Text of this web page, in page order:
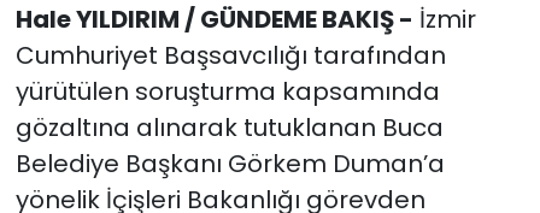
Hale YILDIRIM / GÜNDEME BAKIŞ - İzmir
Cumhuriyet Başsavcılığı tarafından
yürütülen soruşturma kapsamında
gözaltına alınarak tutuklanan Buca
Belediye Başkanı Görkem Duman’a
yönelik İçişleri Bakanlığı görevden
Yaşam
YEREL POLİTİKA
YEREL YÖNETİMLER